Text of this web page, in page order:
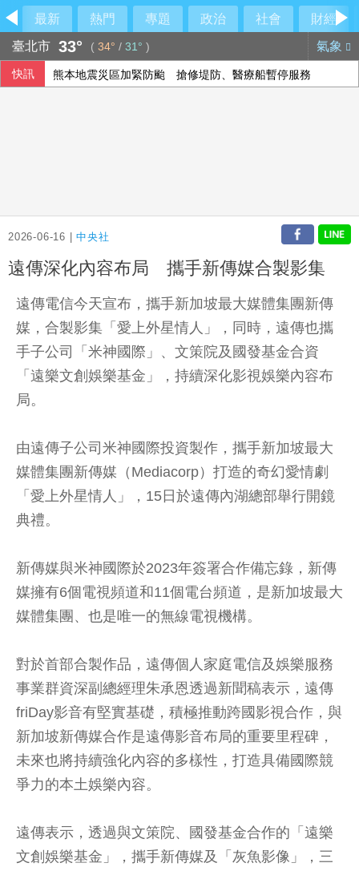
最新 熱門 專題 政治 社會
財經
臺北市 33° ( 34° / 31° ) 氣象
快訊 熊本地震災區加緊防颱 搶修堤防、醫療船暫停服務
2026-06-16 |中央社
遠傳深化內容布局 攜手新傳媒合製影集
遠傳電信今天宣布，攜手新加坡最大媒體集團新傳
媒，合製影集「愛上外星情人」，同時，遠傳也攜
手子公司「米神國際」、文策院及國發基金合資
「遠樂文創娛樂基金」，持續深化影視娛樂內容布
局。
由遠傳子公司米神國際投資製作，攜手新加坡最大
媒體集團新傳媒（Mediacorp）打造的奇幻愛情劇
「愛上外星情人」，15日於遠傳內湖總部舉行開鏡
典禮。
新傳媒與米神國際於2023年簽署合作備忘錄，新傳
媒擁有6個電視頻道和11個電台頻道，是新加坡最大
媒體集團、也是唯一的無線電視機構。
對於首部合製作品，遠傳個人家庭電信及娛樂服務
事業群資深副總經理朱承恩透過新聞稿表示，遠傳
friDay影音有堅實基礎，積極推動跨國影視合作，與
新加坡新傳媒合作是遠傳影音布局的重要里程碑，
未來也將持續強化內容的多樣性，打造具備國際競
爭力的本土娛樂內容。
遠傳表示，透過與文策院、國發基金合作的「遠樂
文創娛樂基金」，攜手新傳媒及「灰魚影像」，三